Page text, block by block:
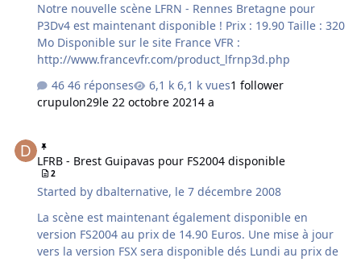
Notre nouvelle scène LFRN - Rennes Bretagne pour
P3Dv4 est maintenant disponible ! Prix : 19.90 Taille : 320
Mo Disponible sur le site France VFR :
http://www.francevfr.com/product_lfrnp3d.php
46 réponses
6,1 k vues1 follower
crupulon29le 22 octobre 20214 a
LFRB - Brest Guipavas pour FS2004 disponible
2
Started bydbalternative, le 7 décembre 2008
La scène est maintenant également disponible en
version FS2004 au prix de 14.90 Euros. Une mise à jour
vers la version FSX sera disponible dés Lundi au prix de